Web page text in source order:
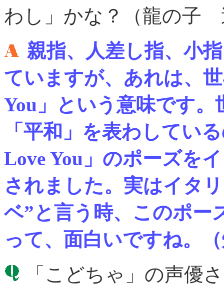
わし」かな？（龍の子
親指、人差し指、小
ていますが、あれは、
You」という意味です
「平和」を表わしてい
Love You」のポーズを
されました。実はイタ
ベ”と言う時、このポー
って、面白いですね。
「こどちゃ」の声優